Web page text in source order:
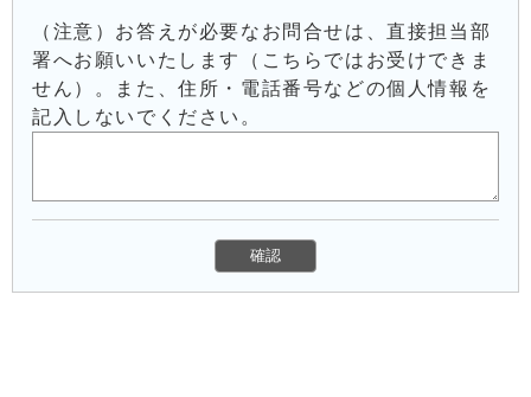
（注意）お答えが必要なお問合せは、直接担当部
署へお願いいたします（こちらではお受けできま
せん）。また、住所・電話番号などの個人情報を
記入しないでください。